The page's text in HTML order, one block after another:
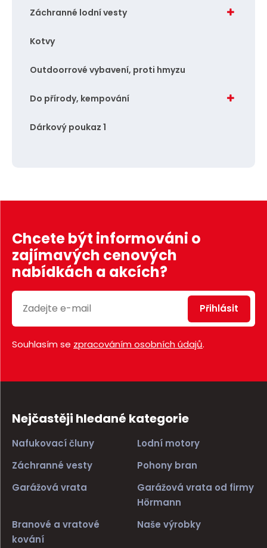
Záchranné lodní vesty
Kotvy
Outdoorrové vybavení, proti hmyzu
Do přírody, kempování
Dárkový poukaz 1
Chcete být informováni o
zajímavých cenových
nabídkách a akcích?
Přihlásit
Souhlasím se zpracováním osobních údajů.
Nejčastěji hledané kategorie
Nafukovací čluny
Lodní motory
Záchranné vesty
Pohony bran
Garážová vrata
Garážová vrata od firmy
Hörmann
Branové a vratové
kování
Naše výrobky